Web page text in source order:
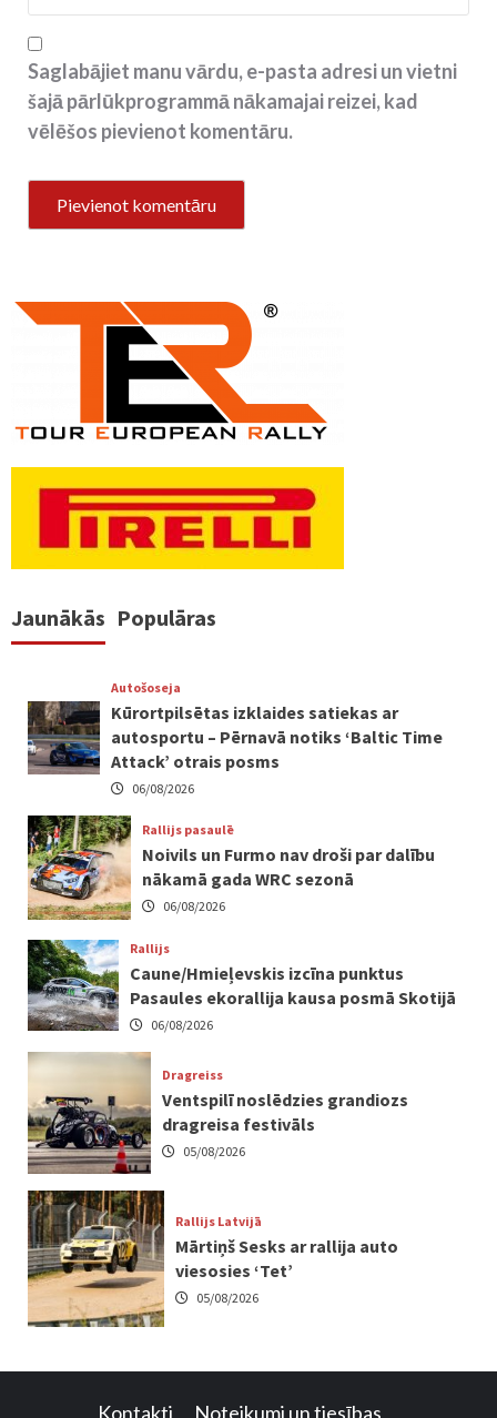
Saglabājiet manu vārdu, e-pasta adresi un vietni
šajā pārlūkprogrammā nākamajai reizei, kad
vēlēšos pievienot komentāru.
Jaunākās Populāras
Autošoseja
Kūrortpilsētas izklaides satiekas ar
autosportu – Pērnavā notiks ‘Baltic Time
Attack’ otrais posms
06/08/2026
Rallijs pasaulē
Noivils un Furmo nav droši par dalību
nākamā gada WRC sezonā
06/08/2026
Rallijs
Caune/Hmieļevskis izcīna punktus
Pasaules ekorallija kausa posmā Skotijā
06/08/2026
Dragreiss
Ventspilī noslēdzies grandiozs
dragreisa festivāls
05/08/2026
Rallijs Latvijā
Mārtiņš Sesks ar rallija auto
viesosies ‘Tet’
05/08/2026
Kontakti Noteikumi un tiesības